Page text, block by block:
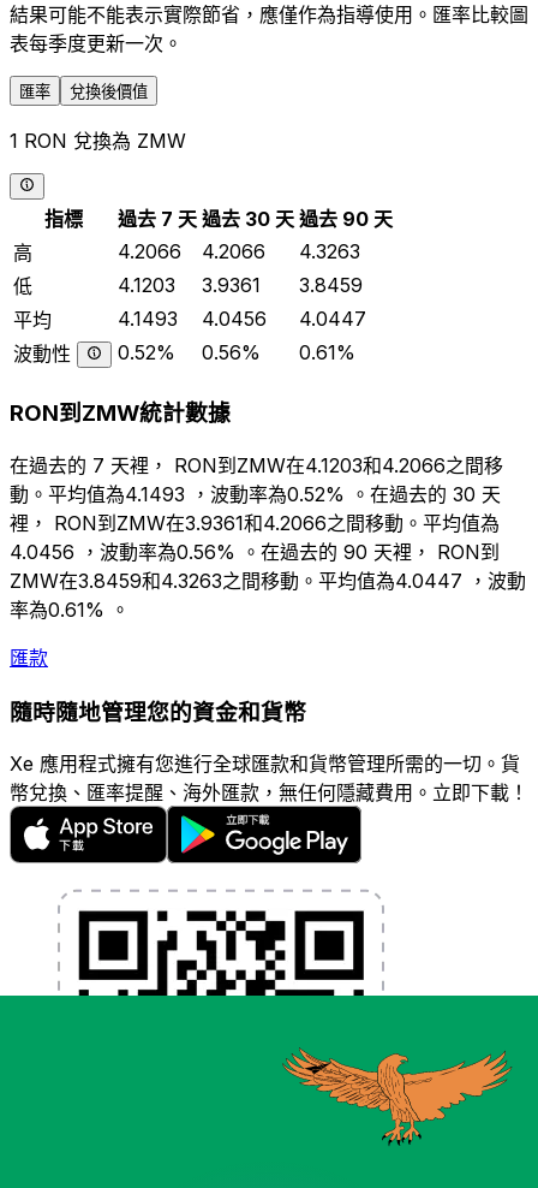
結果可能不能表示實際節省，應僅作為指導使用。匯率比較圖
表每季度更新一次。
匯率 兌換後價值
1 RON 兌換為 ZMW
指標 過去 7 天 過去 30 天 過去 90 天
高
4.2066 4.2066
4.3263
低
4.1203 3.9361
3.8459
平均
4.1493 4.0456
4.0447
波動性
0.52% 0.56% 0.61%
RON到ZMW統計數據
在過去的 7 天裡， RON到ZMW在4.1203和4.2066之間移
動。平均值為4.1493 ，波動率為0.52% 。在過去的 30 天
裡， RON到ZMW在3.9361和4.2066之間移動。平均值為
4.0456 ，波動率為0.56% 。在過去的 90 天裡， RON到
ZMW在3.8459和4.3263之間移動。平均值為4.0447 ，波動
率為0.61% 。
匯款
隨時隨地管理您的資金和貨幣
Xe 應用程式擁有您進行全球匯款和貨幣管理所需的一切。貨
幣兌換、匯率提醒、海外匯款，無任何隱藏費用。立即下載！